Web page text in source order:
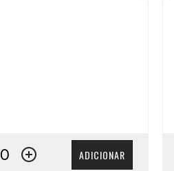
ADICIONAR